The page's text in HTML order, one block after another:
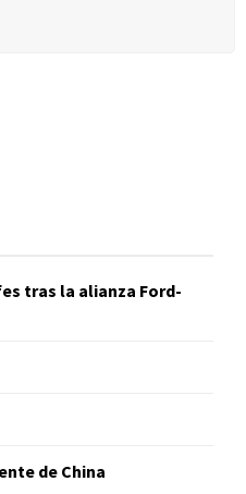
tras la alianza Ford-
de China